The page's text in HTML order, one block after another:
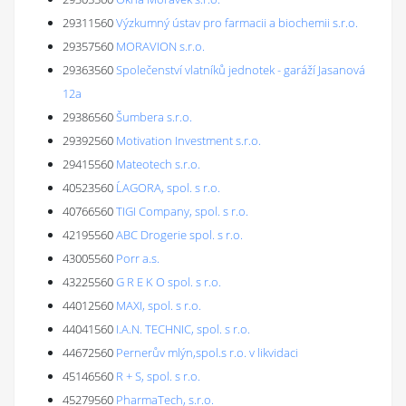
29311560Výzkumný ústav pro farmacii a biochemii s.r.o.
29357560 MORAVION s.r.o.
29363560Společenství vlatníků jednotek - garáží Jasanová
12a
29386560Šumbera s.r.o.
29392560 Motivation Investment s.r.o.
29415560 Mateotech s.r.o.
40523560 ĹAGORA, spol. s r.o.
40766560TIGI Company, spol. s r.o.
42195560ABC Drogerie spol. s r.o.
43005560 Porr a.s.
43225560G R E K O spol. s r.o.
44012560 MAXI, spol. s r.o.
44041560 I.A.N. TECHNIC, spol. s r.o.
44672560 Pernerův mlýn,spol.s r.o. v likvidaci
45146560 R + S, spol. s r.o.
45279560 PharmaTech, s.r.o.